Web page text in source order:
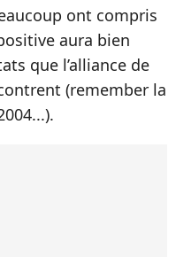
ont compris
aura bien
que l’alliance de
(remember la